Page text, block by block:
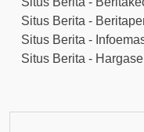
Situs Berita -
Situs Berita -
Situs Berita -